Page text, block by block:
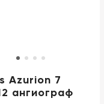
Azurion 7
ангиограф